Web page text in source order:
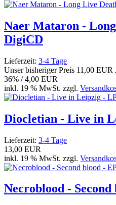
Naer Mataron -
DigiCD
Lieferzeit: 3-4 Tage
Unser bisheriger Preis 11,00 EUR
36% / 4,00 EUR
inkl. 19 % MwSt. zzgl.
Diocletian - Live in
Lieferzeit: 3-4 Tage
13,00 EUR
inkl. 19 % MwSt. zzgl.
Necroblood - Second